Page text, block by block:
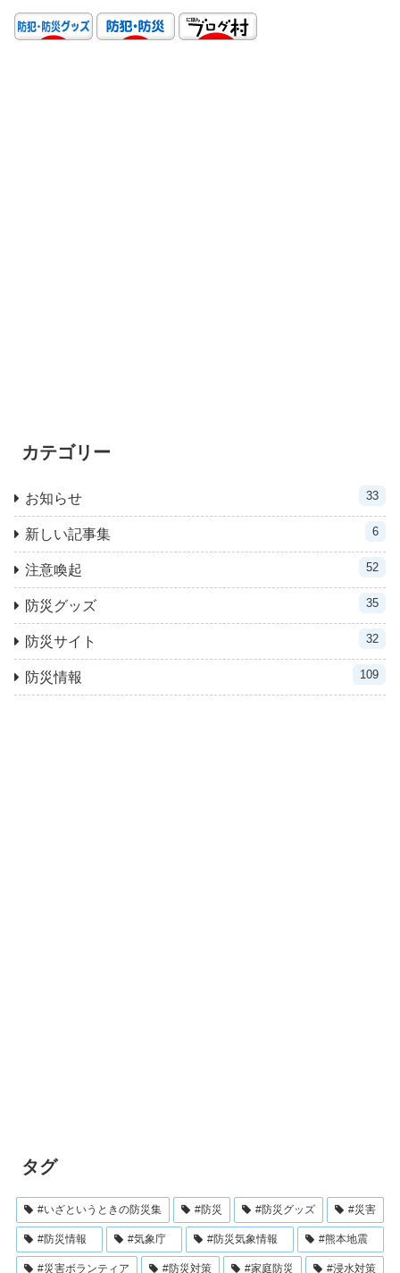
カテゴリー
お知らせ 33
新しい記事集 6
注意喚起 52
防災グッズ 35
防災サイト 32
防災情報 109
タグ
#いざというときの防災集 #防災 #防災グッズ #災害
#防災情報 #気象庁 #防災気象情報 #熊本地震
#災害ボランティア #防災対策 #家庭防災 #浸水対策